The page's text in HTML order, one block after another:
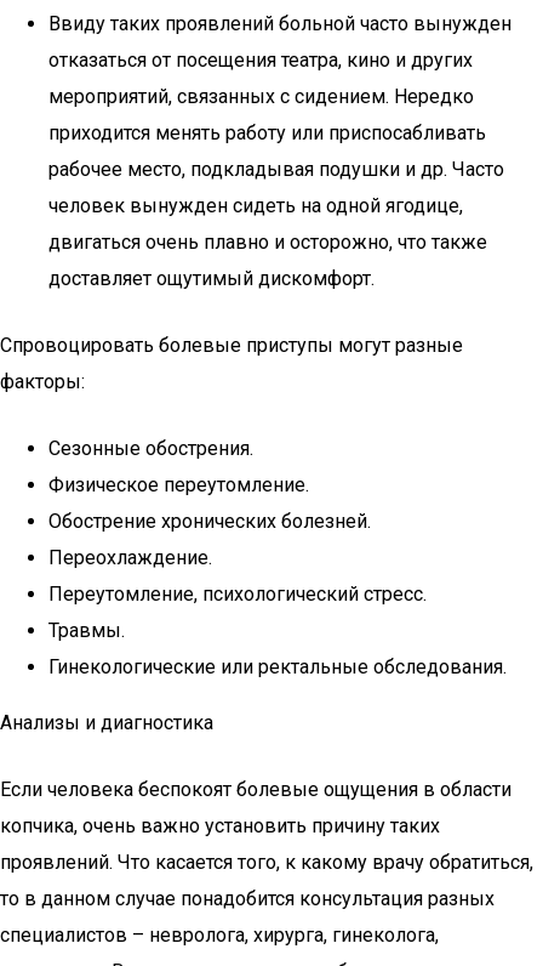
Ввиду таких проявлений больной часто вынужден
отказаться от посещения театра, кино и других
мероприятий, связанных с сидением. Нередко
приходится менять работу или приспосабливать
рабочее место, подкладывая подушки и др. Часто
человек вынужден сидеть на одной ягодице,
двигаться очень плавно и осторожно, что также
доставляет ощутимый дискомфорт.
Спровоцировать болевые приступы могут разные
факторы:
Сезонные обострения.
Физическое переутомление.
Обострение хронических болезней.
Переохлаждение.
Переутомление, психологический стресс.
Травмы.
Гинекологические или ректальные обследования.
Анализы и диагностика
Если человека беспокоят болевые ощущения в области
копчика, очень важно установить причину таких
проявлений. Что касается того, к какому врачу обратиться,
то в данном случае понадобится консультация разных
специалистов – невролога, хирурга, гинеколога,